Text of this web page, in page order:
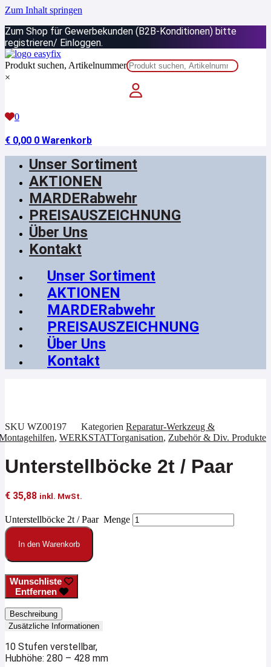
Zum Inhalt springen
Zum Shop für Gewerbekunden (B2B-Konditionen) bitte
registrieren/ Einloggen.
Produkt suchen, Artikelnummer
×
0
€ 0,00 0 Warenkorb
Unser Sortiment
AKTIONEN
MARDERabwehr
PREISAUSZEICHNUNG
Über Uns
Kontakt
Unser Sortiment
AKTIONEN
MARDERabwehr
PREISAUSZEICHNUNG
Über Uns
Kontakt
SKU WZ00197 Kategorien Reparatur-Werkzeug &
, WERKSTATTorganisation, Zubehör & Div. Produkte
Unterstellböcke 2t / Paar
€ 35,88 inkl. MwSt.
Unterstellböcke 2t / Paar Menge
In den Warenkorb
Wunschliste
Entfernen
Beschreibung
Zusätzliche Informationen
10 Stufen verstellbar,
Hubhöhe: 280 – 428 mm